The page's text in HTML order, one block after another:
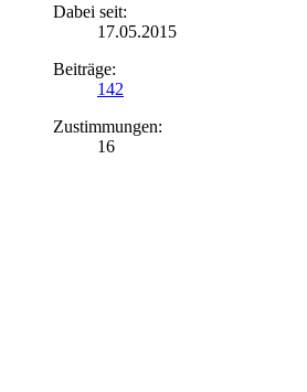
Dabei seit:
17.05.2015
Beiträge:
142
Zustimmungen:
16